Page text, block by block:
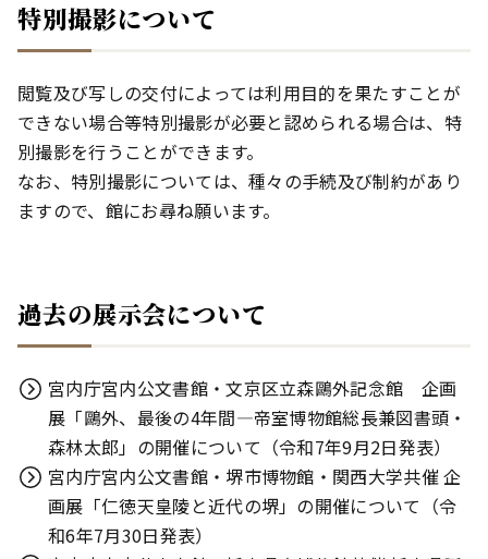
特別撮影について
閲覧及び写しの交付によっては利用目的を果たすことが
できない場合等特別撮影が必要と認められる場合は、特
別撮影を行うことができます。
なお、特別撮影については、種々の手続及び制約があり
ますので、館にお尋ね願います。
過去の展示会について
宮内庁宮内公文書館・文京区立森鷗外記念館 企画
展「鷗外、最後の4年間―帝室博物館総長兼図書頭・
森林太郎」の開催について（令和7年9月2日発表）
宮内庁宮内公文書館・堺市博物館・関西大学共催 企
画展「仁徳天皇陵と近代の堺」の開催について（令
和6年7月30日発表）